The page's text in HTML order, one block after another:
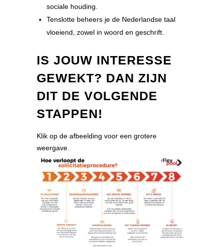
sociale houding.
Tenslotte beheers je de Nederlandse taal
vloeiend, zowel in woord en geschrift.
IS JOUW INTERESSE
GEWEKT? DAN ZIJN
DIT DE VOLGENDE
STAPPEN!
Klik op de afbeelding voor een grotere
weergave.